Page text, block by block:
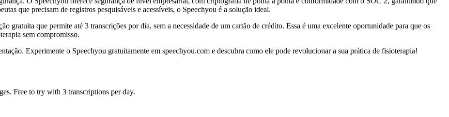
que precisam de registros pesquisáveis e acessíveis, o Speechyou é a solução ideal.
gratuita que permite até 3 transcrições por dia, sem a necessidade de um cartão de crédito. Essa é uma excelente oportunidade para que os
sem compromisso.
Experimente o Speechyou gratuitamente em speechyou.com e descubra como ele pode revolucionar a sua prática de fisioterapia!
Free to try with 3 transcriptions per day.